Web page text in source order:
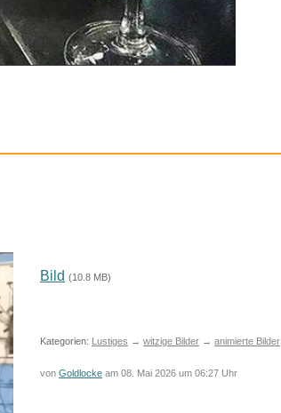
Bild (10.8 MB)
Kategorien: Lustiges → witzige Bilder → animierte Bilder
von Goldlocke am 08. Mai 2026 um 06:27 Uhr